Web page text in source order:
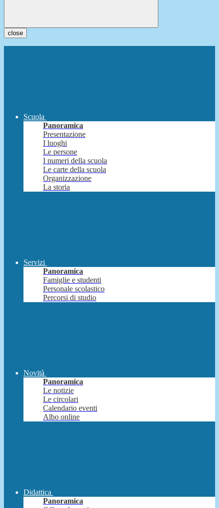
close
Scuola
Panoramica
Presentazione
I luoghi
Le persone
I numeri della scuola
Le carte della scuola
Organizzazione
La storia
Servizi
Panoramica
Famiglie e studenti
Personale scolastico
Percorsi di studio
Novità
Panoramica
Le notizie
Le circolari
Calendario eventi
Albo online
Didattica
Panoramica